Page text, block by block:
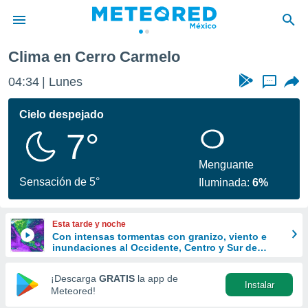
de
ha sido
calidad.
a este
las
y
forma
digital
basada
Clima en Cerro Carmelo
04:34 Lunes ...
Cielo despejado
7°
Sensación de 5°
Menguante
Iluminada:6%
Esta tarde y noche
Con intensas tormentas con granizo, viento e
inundaciones al Occidente, Centro y Sur de
¡Descarga GRATIS la app de
Meteored!
Instalar